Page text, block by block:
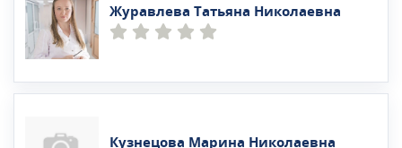
Журавлева Татьяна Николаевна
Кузнецова Марина Николаевна